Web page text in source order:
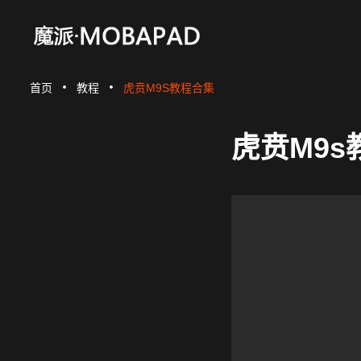
首页 教程 虎贲M9S教程合集
虎贲M9s